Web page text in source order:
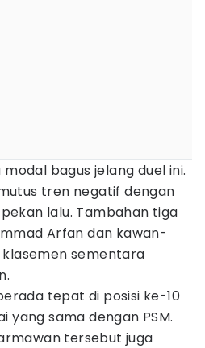
bagus jelang duel ini.
tren negatif dengan
lalu. Tambahan tiga
Arfan dan kawan-
sementara
tepat di posisi ke-10
yang sama dengan PSM.
tersebut juga